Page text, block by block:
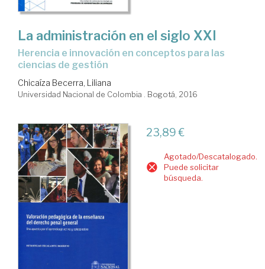
La administración en el siglo XXI
herencia e innovación en conceptos para las
ciencias de gestión
Chicaíza Becerra, Liliana
Universidad Nacional de Colombia . Bogotá, 2016
23,89 €
Agotado/Descatalogado.
Puede solicitar
búsqueda.